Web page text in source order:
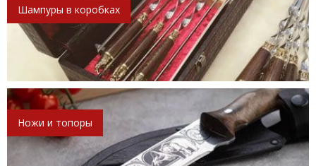
Шампуры в коробках
Ножи и топоры